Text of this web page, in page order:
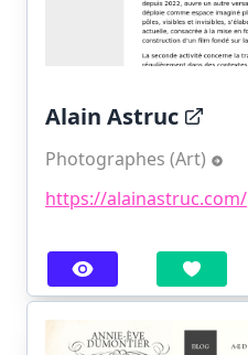
Alain Astruc
Photographes (Art)
https://alainastruc.com/